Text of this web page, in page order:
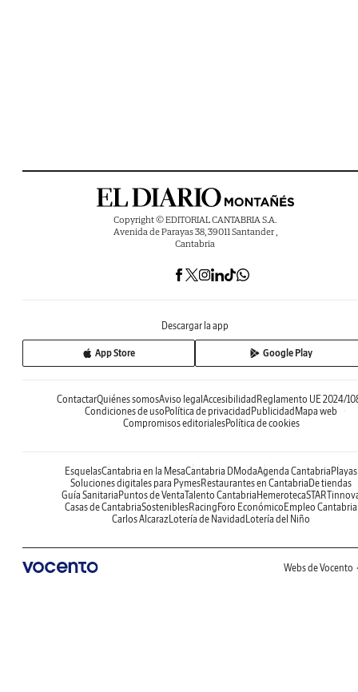
Copyright © EDITORIAL CANTABRIA S.A.
Avenida de Parayas 38, 39011 Santander ,
Cantabria
Descargar la app
App Store Google Play
ContactarQuiénes somosAviso legalAccesibilidadReglamento UE 2024/
Condiciones de usoPolítica de privacidadPublicidadMapa web
Compromisos editorialesPolítica de cookies
EsquelasCantabria en la MesaCantabria DModaAgenda CantabriaPlayas
Soluciones digitales para PymesRestaurantes en CantabriaDe tiendas
Guía SanitariaPuntos de VentaTalento CantabriaHemeroteca
Casas de CantabriaSosteniblesRacingForo EconómicoEmpleo Cantabria
Carlos AlcarazLotería de NavidadLotería del Niño
Webs de Vocento